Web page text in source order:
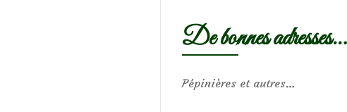
De bonnes adresses…
Pépinières et autres…